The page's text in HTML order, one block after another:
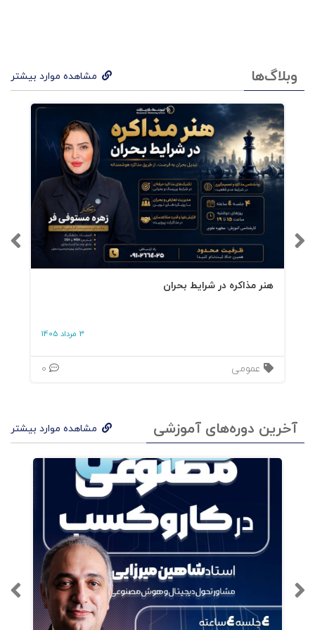
وبلاگ‌ها مشاهده موارد بیشتر
هنر مذاکره در شرایط بحران
3 مرداد 1405
عمومی
آخرین دوره‌های آموزشی مشاهده موارد بیشتر